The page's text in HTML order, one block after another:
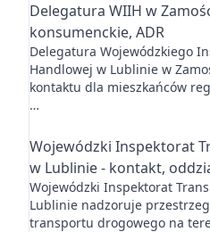
Delegatura WIIH w
konsumenckie, ADR
Delegatura Wojewódzkiego
Handlowej w Lublinie w
kontaktu dla mieszkańców
…
Wojewódzki Inspektorat
w Lublinie - kontakt,
Wojewódzki Inspektorat
Lublinie nadzoruje
transportu drogowego na